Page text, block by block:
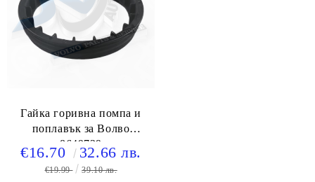
Гайка горивна помпа и
поплавък за Волво
8649739
€16.70 32.66 лв.
€19.99 39.10 лв.